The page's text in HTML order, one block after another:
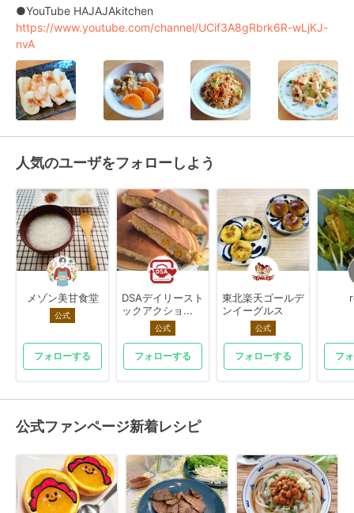
https://www.youtube.com/channel/UCif3A8gRbrk6R-wLjKJ-
nvA
人気のユーザをフォローしよう
メゾン美甘食堂
公式
フォローする
DSAデイリースト
ックアクショ...
公式
フォローする
東北楽天ゴールデ
ンイーグルス
公式
フォローする フ
公式ファンページ新着レシピ